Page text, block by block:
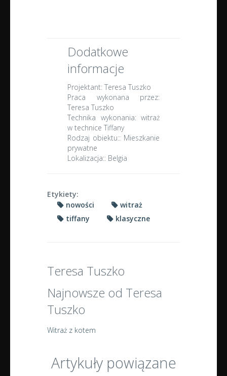
Dodatkowe
informacje
Projektant: Teresa Tuszko
Praca wykonana przez:
Teresa Tuszko
Technika wykonania: witraż
w technice Tiffany
Rodzaj obiektu:: Mieszkanie
prywatne
Lokalizacja:: Belgia
Etykiety:
nowości
witraż
tiffany
klasyczne
Teresa Tuszko
Najnowsze od Teresa
Tuszko
Witraż z kotem
Artykuły powiązane